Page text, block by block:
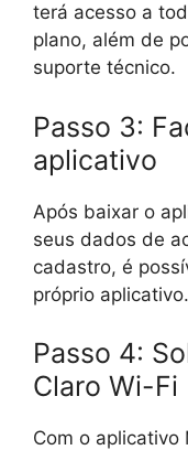
terá acesso a
plano, além de
suporte técnico.
Passo 3:
aplicativo
Após baixar o
seus dados de
cadastro, é
próprio aplicativo.
Passo 4:
Claro Wi-Fi
Com o aplicativo